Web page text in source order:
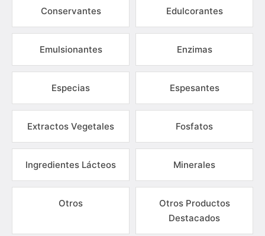
Conservantes Edulcorantes
Emulsionantes Enzimas
Especias Espesantes
Extractos Vegetales Fosfatos
Ingredientes Lácteos Minerales
Otros
Otros Productos
Destacados